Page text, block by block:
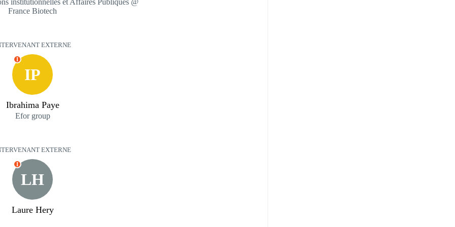
institutionnelles et Affaires Publiques @
France Biotech
EXTERNE
IP
I
Ibrahima Paye
Efor group
EXTERNE
LH
I
Laure Hery